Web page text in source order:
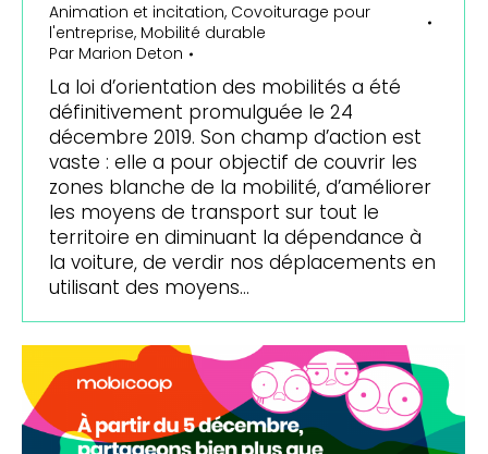
Animation et incitation, Covoiturage pour
l'entreprise, Mobilité durable
Par Marion Deton
La loi d’orientation des mobilités a été
définitivement promulguée le 24
décembre 2019. Son champ d’action est
vaste : elle a pour objectif de couvrir les
zones blanche de la mobilité, d’améliorer
les moyens de transport sur tout le
territoire en diminuant la dépendance à
la voiture, de verdir nos déplacements en
utilisant des moyens…